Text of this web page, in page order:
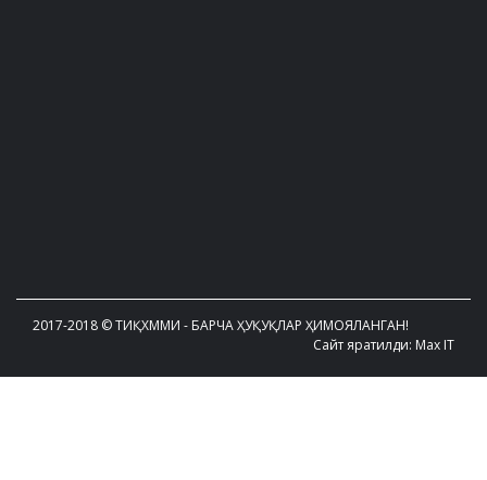
2017-2018 © ТИҚХММИ - БАРЧА ҲУҚУҚЛАР ҲИМОЯЛАНГАН!
Сайт яратилди: Max IT